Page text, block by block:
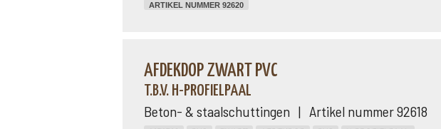
ARTIKEL NUMMER 92620
AFDEKDOP ZWART PVC
T.B.V. H-PROFIELPAAL
Beton- & staalschuttingen | Artikel nummer 92618